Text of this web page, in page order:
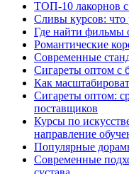
ТОП-10 лакорнов с
Сливы курсов: что
Где найти фильмы
Романтические
Современные
Сигареты оптом с
Как
Сигареты оптом:
поставщиков
Курсы по
направление
Популярные
Современные